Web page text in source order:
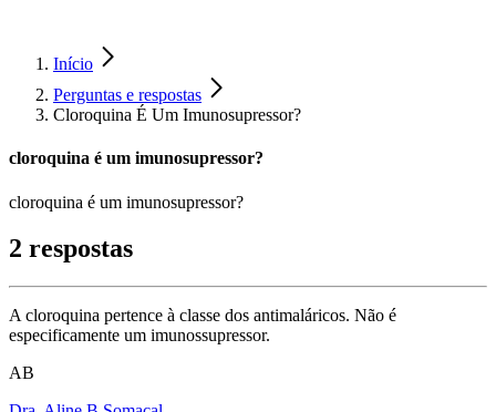
Início
Perguntas e respostas
Cloroquina É Um Imunosupressor?
cloroquina é um imunosupressor?
cloroquina é um imunosupressor?
2 respostas
A cloroquina pertence à classe dos antimaláricos. Não é
especificamente um imunossupressor.
AB